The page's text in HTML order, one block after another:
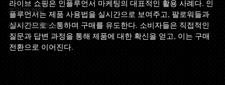
코인 마케팅
AIEO AI 마케팅
라이브 쇼핑은 인플루언서 마케팅의 대표적인 활용 사례다. 인
플루언서는 제품 사용법을 실시간으로 보여주고, 팔로워들과
실시간으로 소통하며 구매를 유도한다. 소비자들은 직접적인
질문과 답변 과정을 통해 제품에 대한 확신을 얻고, 이는 구매
전환으로 이어진다.